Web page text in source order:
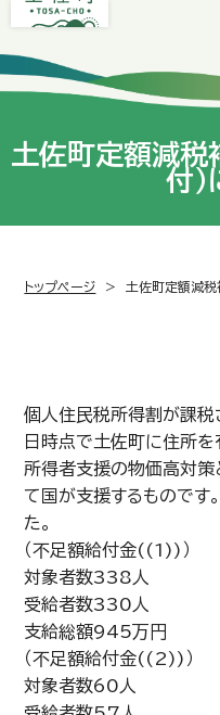
土佐町定額減税
付
トップページ >
土佐町定額減税
個人住民税所得割が課税
日時点で土佐町に住所を
所得者支援の物価高対策
て国が支援するものです
た。
（不足額給付金((1))）
対象者数338人
受給者数330人
支給総額945万円
（不足額給付金((2))）
対象者数60人